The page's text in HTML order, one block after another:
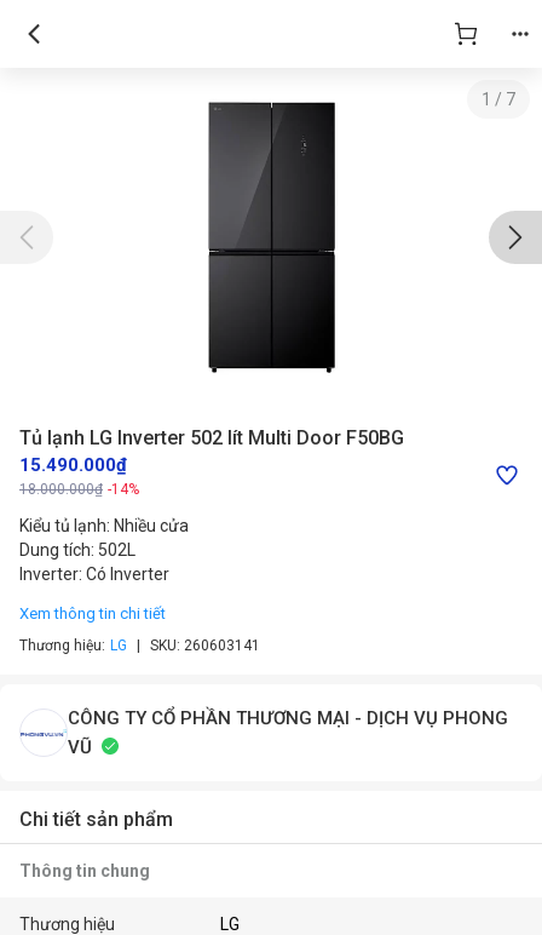
1 / 7
Tủ lạnh LG Inverter 502 lít Multi Door F50BG
15.490.000₫
18.000.000₫ -14%
Kiểu tủ lạnh: Nhiều cửa
Dung tích: 502L
Inverter: Có Inverter
Xem thông tin chi tiết
Thương hiệu: LG SKU: 260603141
CÔNG TY CỔ PHẦN THƯƠNG MẠI - DỊCH VỤ PHONG
VŨ
Chi tiết sản phẩm
Thông tin chung
Thương hiệu LG